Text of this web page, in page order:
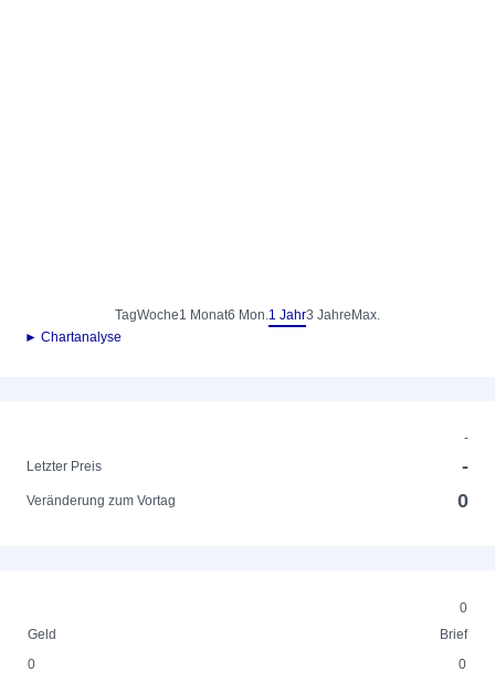
TagWoche1 Monat6 Mon.1 Jahr3 Jahre Max.
► Chartanalyse
-
Letzter Preis
-
Veränderung zum Vortag 0
0
Geld
Brief
0
0